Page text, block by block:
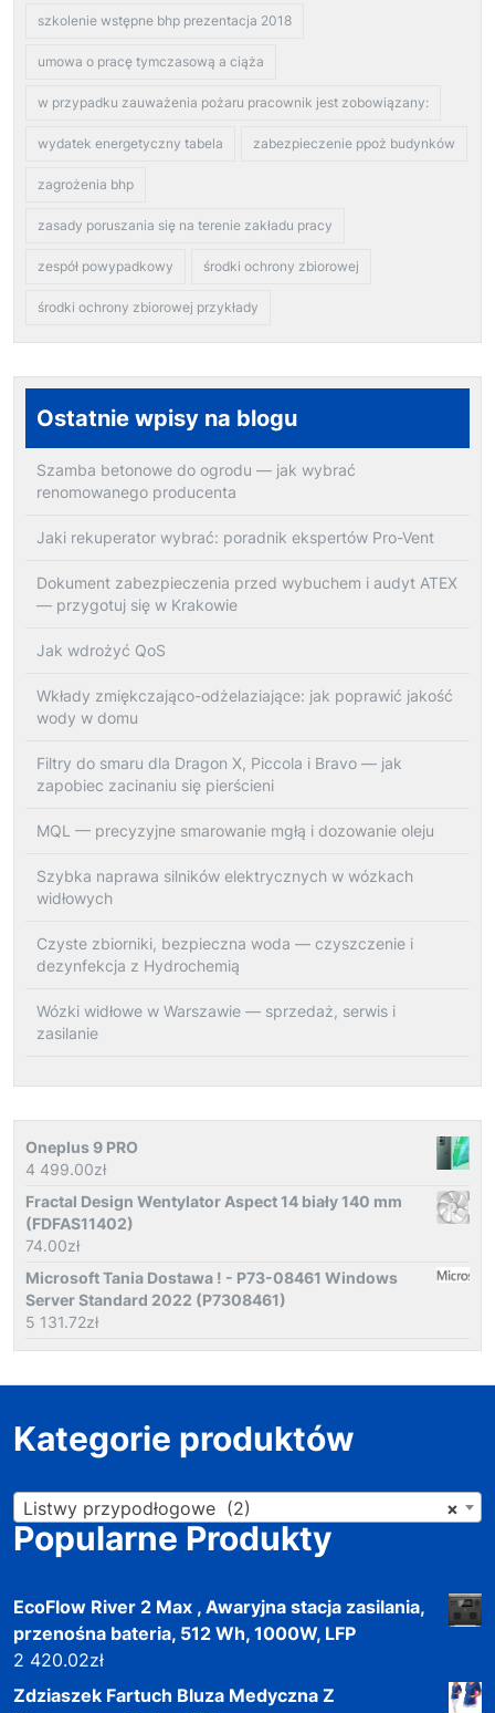
szkolenie wstępne bhp prezentacja 2018
umowa o pracę tymczasową a ciąża
w przypadku zauważenia pożaru pracownik jest zobowiązany:
wydatek energetyczny tabela zabezpieczenie ppoż budynków
zagrożenia bhp
zasady poruszania się na terenie zakładu pracy
zespół powypadkowy środki ochrony zbiorowej
środki ochrony zbiorowej przykłady
Ostatnie wpisy na blogu
Szamba betonowe do ogrodu — jak wybrać
renomowanego producenta
Jaki rekuperator wybrać: poradnik ekspertów Pro-Vent
Dokument zabezpieczenia przed wybuchem i audyt ATEX
— przygotuj się w Krakowie
Jak wdrożyć QoS
Wkłady zmiękczająco-odżelaziające: jak poprawić jakość
wody w domu
Filtry do smaru dla Dragon X, Piccola i Bravo — jak
zapobiec zacinaniu się pierścieni
MQL — precyzyjne smarowanie mgłą i dozowanie oleju
Szybka naprawa silników elektrycznych w wózkach
widłowych
Czyste zbiorniki, bezpieczna woda — czyszczenie i
dezynfekcja z Hydrochemią
Wózki widłowe w Warszawie — sprzedaż, serwis i
zasilanie
Oneplus 9 PRO
4 499.00zł
Fractal Design Wentylator Aspect 14 biały 140 mm
(FDFAS11402)
74.00zł
Microsoft Tania Dostawa ! - P73-08461 Windows
Server Standard 2022 (P7308461)
5 131.72zł
Kategorie produktów
×
Listwy przypodłogowe (2)
Popularne Produkty
EcoFlow River 2 Max , Awaryjna stacja zasilania,
przenośna bateria, 512 Wh, 1000W, LFP
2 420.02zł
Zdziaszek Fartuch Bluza Medyczna Z